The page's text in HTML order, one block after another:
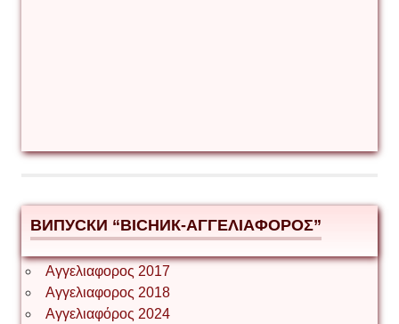
ВИПУСКИ “ВІСНИК-ΑΓΓΕΛΙΑΦΟΡΟΣ”
Αγγελιαφορος 2017
Αγγελιαφορος 2018
Αγγελιαφόρος 2024